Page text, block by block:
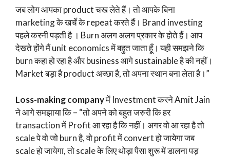
जब लोग आपका product चख लेते हैं। तो आपके बिना
marketing के खर्चे के repeat करते हैं। Brand investing
पहले करनी पड़ती है । Burn अलग अलग प्रकार के होते हैं। आप
देखते होंगे मैं unit economics में बहुत जाता हूँ। यही समझने कि
burn कहा हो रहा है और business आगे sustainable है की नहीं।
Market बड़ा है product अच्छा है, तो अपना स्थान बना लेता है।”
Loss-making companyमें Investment करने Amit Jain
ने आगे समझाया कि – “तो अपने को बहुत जरुरी कि हर
transaction में Profit आ रहा है कि नहीं। अगर वो आ रहा है तो
scale पे वो जो burn है, वो profit में convert हो जायेगा जब
scale हो जायेगा, तो scale के लिए थोड़ा पैसा शुरू में डालना पड़